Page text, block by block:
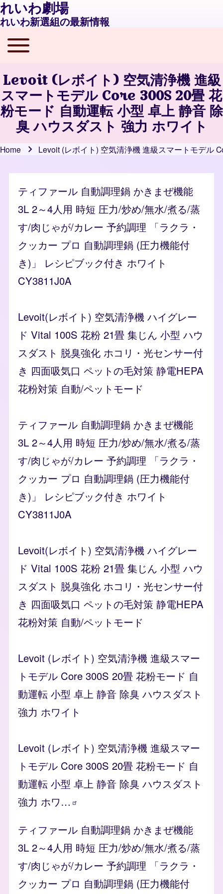
れいわ劇場
れいわ新選組の最新情報
Main navigation
Toggle main menu
Levoit (レボイト) 空気清浄機 進級
スマートモデル Core 300S 20畳 花
粉モード 自動運転 小型 卓上 静音 除
臭 ハウスダスト 強力 ホワイト
Home Levoit (レボイト) 空気清浄機 進級スマートモデル
ティファール 自動調理鍋 かきまぜ機能
3L 2～4人用 時短 圧力/炒め/無水/煮る/蒸
す/肉じゃが/カレー 予約調理 「ラクラ・
クッカー プロ 自動調理鍋 (圧力機能付
き)」 レシピブック付き ホワイト
CY3811J0A
Levoit(レボイト) 空気清浄機 ハイグレー
ド Vital 100S 花粉 21畳 集じん 小型 ハウ
スダスト 脱臭強化 ホコリ・光センサー付
き 四面吸気口 ペットの毛対策 静電HEPA
花粉対策 自動/ペットモード
ティファール 自動調理鍋 かきまぜ機能
3L 2～4人用 時短 圧力/炒め/無水/煮る/蒸
す/肉じゃが/カレー 予約調理 「ラクラ・
クッカー プロ 自動調理鍋 (圧力機能付
き)」 レシピブック付き ホワイト
CY3811J0A
Levoit(レボイト) 空気清浄機 ハイグレー
ド Vital 100S 花粉 21畳 集じん 小型 ハウ
スダスト 脱臭強化 ホコリ・光センサー付
き 四面吸気口 ペットの毛対策 静電HEPA
花粉対策 自動/ペットモード
Levoit (レボイト) 空気清浄機 進級スマー
トモデル Core 300S 20畳 花粉モード 自
動運転 小型 卓上 静音 除臭 ハウスダスト
強力 ホワイト
Levoit (レボイト) 空気清浄機 進級スマー
トモデル Core 300S 20畳 花粉モード 自
動運転 小型 卓上 静音 除臭 ハウスダスト
強力 ホワ…
ティファール 自動調理鍋 かきまぜ機能
3L 2～4人用 時短 圧力/炒め/無水/煮る/蒸
す/肉じゃが/カレー 予約調理 「ラクラ・
クッカー プロ 自動調理鍋 (圧力機能付